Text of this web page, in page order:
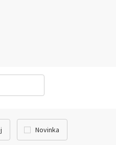
Novinka